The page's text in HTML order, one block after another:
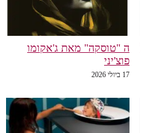
ה "טוסקה" מאת ג'אקומו
פוצ'יני
17 ביולי 2026